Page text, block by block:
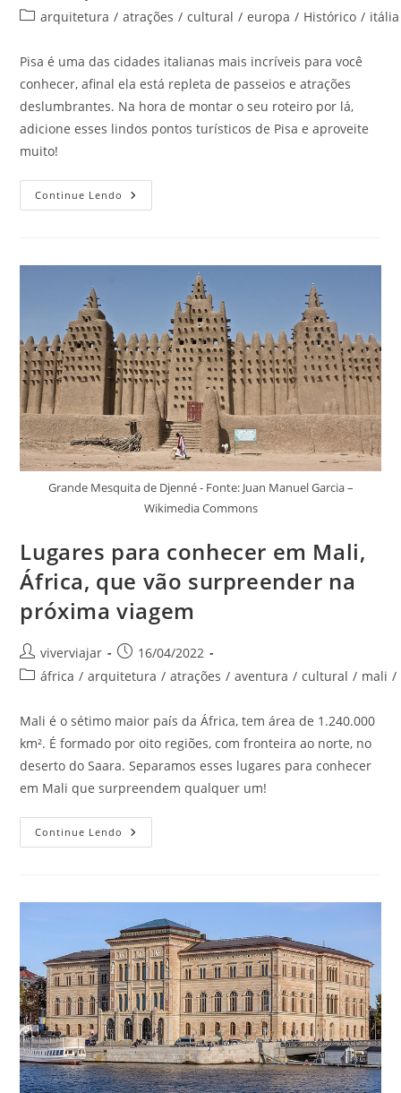
do
publicado:
Categoria
post:
arquitetura / atrações / cultural / europa / Histórico / itália
Pisa é uma das cidades italianas mais incríveis para você
conhecer, afinal ela está repleta de passeios e atrações
deslumbrantes. Na hora de montar o seu roteiro por lá,
adicione esses lindos pontos turísticos de Pisa e aproveite
muito!
Continue Lendo Pontos
Turísticos
Na
1º
É
Incrível
Grande Mesquita de Djenné - Fonte: Juan Manuel Garcia –
Wikimedia Commons
Lugares para conhecer em Mali,
África, que vão surpreender na
próxima viagem
Autor
do
viverviajar
Post
publicado:
16/04/2022
Categoria
post:
áfrica / arquitetura / atrações / aventura / cultural / mali /
Mali é o sétimo maior país da África, tem área de 1.240.000
km². É formado por oito regiões, com fronteira ao norte, no
deserto do Saara. Separamos esses lugares para conhecer
em Mali que surpreendem qualquer um!
Continue Lendo Lugares
Para
Que
Vão
Surpreender
Na
Próxima
Viagem